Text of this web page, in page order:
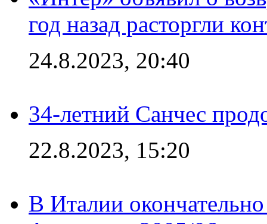
год назад расторгли
24.8.2023, 20:40
34-летний Санчес
22.8.2023, 15:20
В Италии